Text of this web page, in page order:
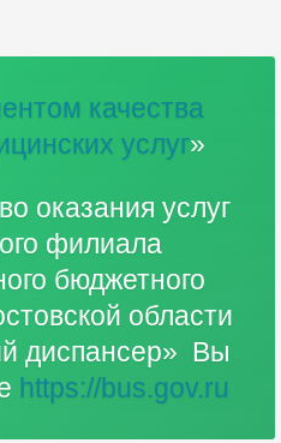
качества
услуг»
оказания услуг
филиала
бюджетного
области
диспансер» Вы
https://bus.gov.ru